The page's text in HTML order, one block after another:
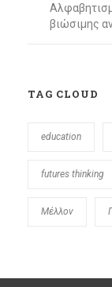
βιώσιμης
TAG CLOUD
education
futures thinking
Μέλλον